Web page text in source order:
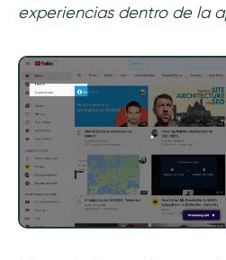
experiencias dentro de la